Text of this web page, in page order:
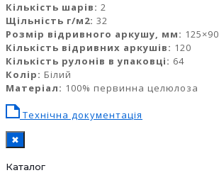
Кількість шарів: 2
Щільність г/м2: 32
Розмір відривного аркушу, мм: 125×90
Кількість відривних аркушів: 120
Кількість рулонів в упаковці: 64
Колір: Білий
Матеріал: 100% первинна целюлоза
Технічна документація
✖
Каталог